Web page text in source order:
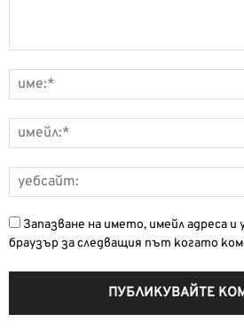
Запазване на името, имейл адреса
браузър за следващия път когато